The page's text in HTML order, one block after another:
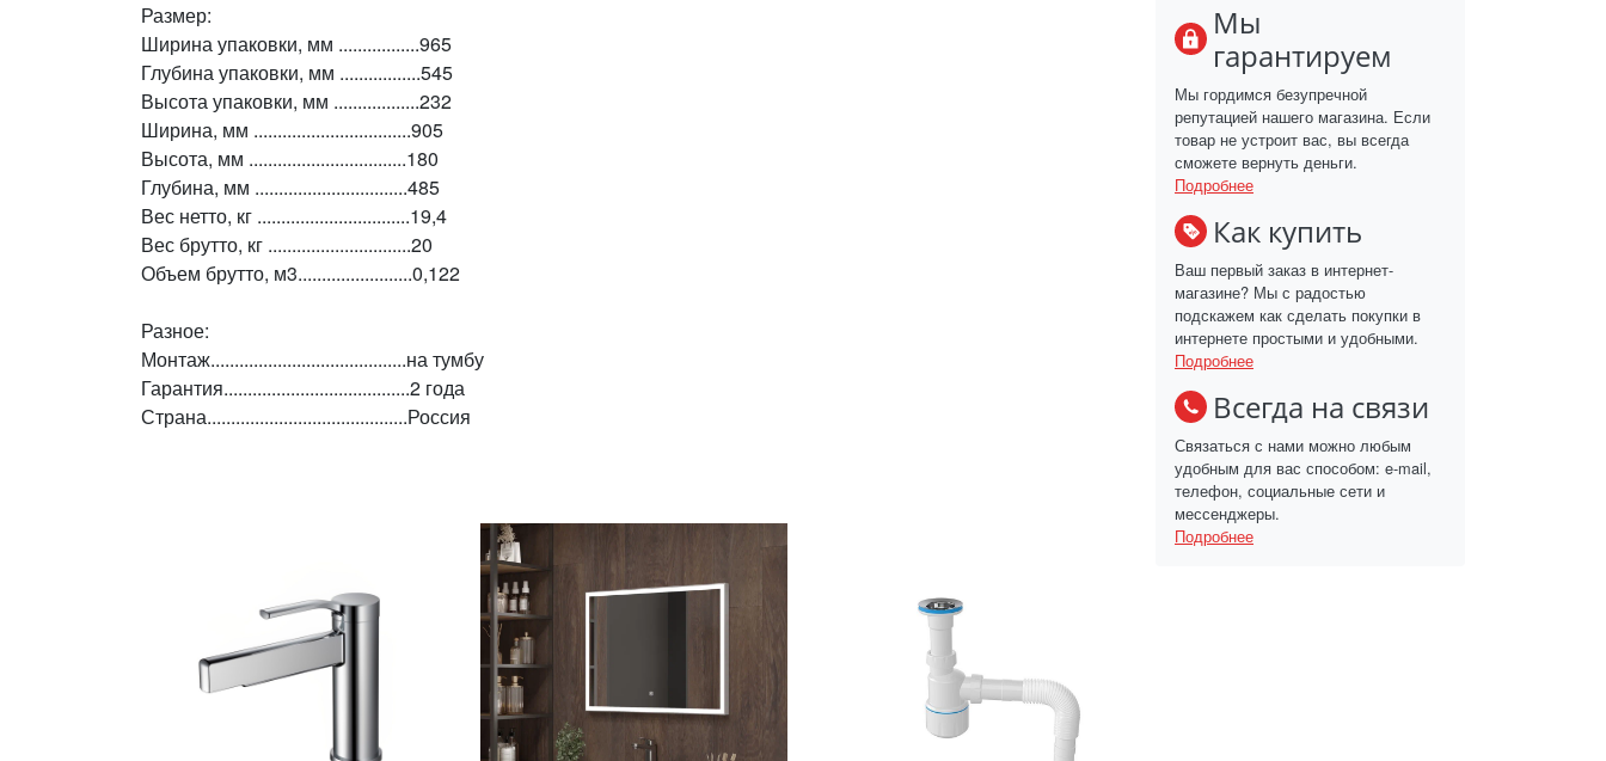
Размер:
Ширина упаковки, мм .................965
Глубина упаковки, мм .................545
Высота упаковки, мм ..................232
Ширина, мм .................................905
Высота, мм .................................180
Глубина, мм ................................485
Вес нетто, кг ................................19,4
Вес брутто, кг ..............................20
Объем брутто, м3........................0,122
Разное:
Монтаж.........................................на тумбу
Гарантия.......................................2 года
Страна..........................................Россия
Мы
гарантируем
Мы гордимся безупречной
репутацией нашего магазина. Если
товар не устроит вас, вы всегда
сможете вернуть деньги.
Подробнее
Как купить
Ваш первый заказ в интернет-
магазине? Мы с радостью
подскажем как сделать покупки в
интернете простыми и удобными.
Подробнее
Всегда на связи
Связаться с нами можно любым
удобным для вас способом: e-mail,
телефон, социальные сети и
мессенджеры.
Подробнее